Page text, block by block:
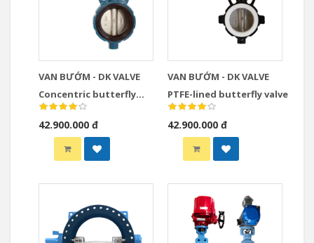
VAN BƯỚM - DK VALVE
Concentric butterfly
valve
42.900.000 đ
VAN BƯỚM - DK VALVE
PTFE-lined butterfly valve
42.900.000 đ